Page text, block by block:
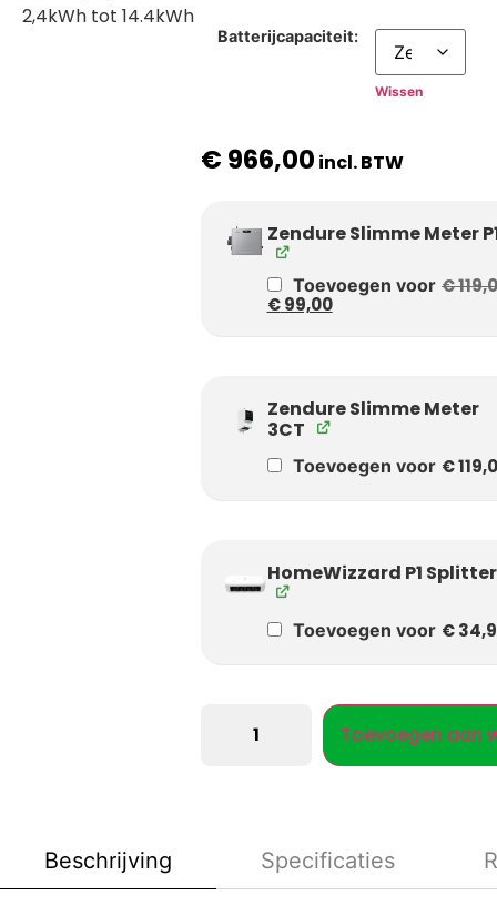
2,4kWh tot 14.4kWh
Batterijcapaciteit:
Wissen
€ 966,00
Zendure Slimme Meter
Toevoegen voor €
€99,00
Zendure Slimme Meter
3CT
Toevoegen voor €
HomeWizzard P1 Splitter
Toevoegen voor €
Toevoegen aan
Beschrijving Specificaties